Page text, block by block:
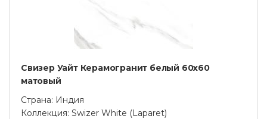
Свизер Уайт Керамогранит белый 60х60
матовый
Страна: Индия
Коллекция: Swizer White (Laparet)